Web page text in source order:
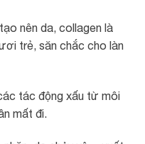
nên da, collagen là
trẻ, săn chắc cho làn
tác động xấu từ môi
mất đi.